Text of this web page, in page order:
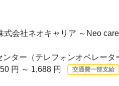
式会社ネオキャリア ～Neo
ンター（テレフォンオペレータ
円 ～ 1,688 円
交通費一部支給